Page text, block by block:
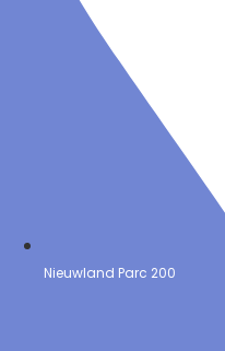
Nieuwland Parc 200